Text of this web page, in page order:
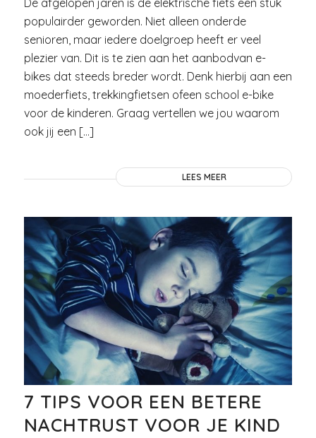
De afgelopen jaren is de elektrische fiets een stuk
populairder geworden. Niet alleen onderde
senioren, maar iedere doelgroep heeft er veel
plezier van. Dit is te zien aan het aanbodvan e-
bikes dat steeds breder wordt. Denk hierbij aan een
moederfiets, trekkingfietsen ofeen school e-bike
voor de kinderen. Graag vertellen we jou waarom
ook jij een […]
LEES MEER
7 TIPS VOOR EEN BETERE
NACHTRUST VOOR JE KIND